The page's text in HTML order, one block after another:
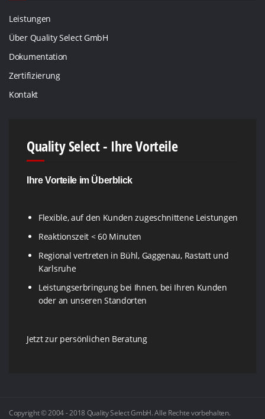
Leistungen
Über Quality Select GmbH
Dokumentation
Zertifizierung
Kontakt
Quality Select - Ihre Vorteile
Ihre Vorteile im Überblick
Flexible, auf den Kunden zugeschnittene Leistungen
Reaktionszeit < 60 Minuten
Regional vertreten in Bühl, Gaggenau, Rastatt und
Karlsruhe
Leistungserbringung bei Ihnen, bei Ihren Kunden
oder an unseren Standorten
Jetzt zur persönlichen Beratung
Copyright © 2004 - 2018 Quality Select GmbH. Alle Rechte vorbehalten.